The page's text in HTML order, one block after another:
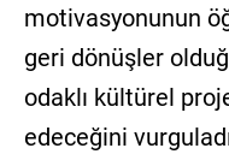
motivasyonunun
geri dönüşler
odaklı kültürel
edeceğini